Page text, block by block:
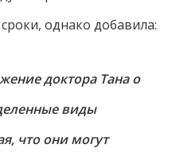
однако добавила:
доктора Тана о
виды
что они могут